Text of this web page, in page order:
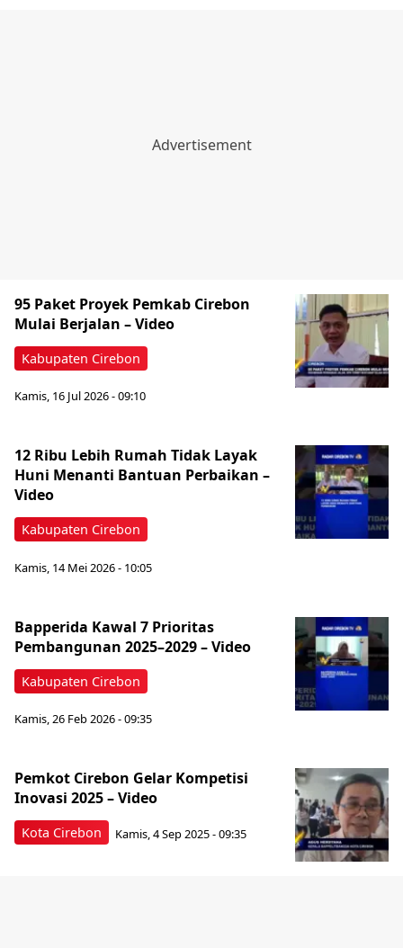
Kabupaten Cirebon
95 Paket Proyek Pemkab Cirebon
Mulai Berjalan – Video
Kamis, 16 Jul 2026 - 09:10
Kabupaten Cirebon
12 Ribu Lebih Rumah Tidak Layak
Huni Menanti Bantuan Perbaikan –
Video
Kamis, 14 Mei 2026 - 10:05
Kabupaten Cirebon
Bapperida Kawal 7 Prioritas
Pembangunan 2025–2029 – Video
Kamis, 26 Feb 2026 - 09:35
Kota Cirebon
Pemkot Cirebon Gelar Kompetisi
Inovasi 2025 – Video
Kamis, 4 Sep 2025 - 09:35